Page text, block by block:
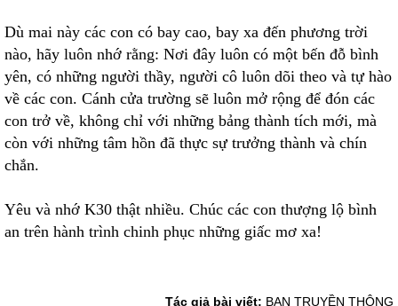
Dù mai này các con có bay cao, bay xa đến phương trời
nào, hãy luôn nhớ rằng: Nơi đây luôn có một bến đỗ bình
yên, có những người thầy, người cô luôn dõi theo và tự hào
về các con. Cánh cửa trường sẽ luôn mở rộng để đón các
con trở về, không chỉ với những bảng thành tích mới, mà
còn với những tâm hồn đã thực sự trưởng thành và chín
chắn.
Yêu và nhớ K30 thật nhiều. Chúc các con thượng lộ bình
an trên hành trình chinh phục những giấc mơ xa!
Tác giả bài viết: BAN TRUYỀN THÔNG